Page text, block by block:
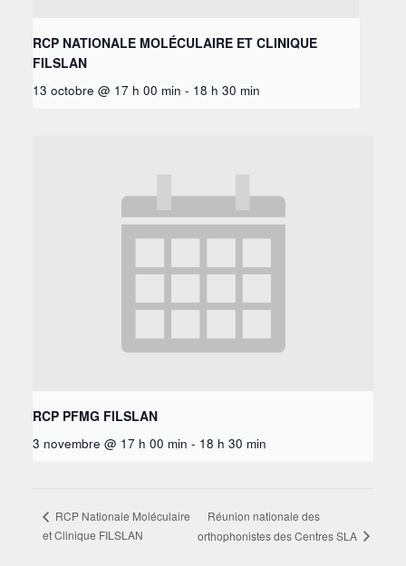
RCP NATIONALE MOLÉCULAIRE ET CLINIQUE
FILSLAN
13 octobre @ 17 h 00 min - 18 h 30 min
RCP PFMG FILSLAN
3 novembre @ 17 h 00 min - 18 h 30 min
RCP Nationale Moléculaire
et Clinique FILSLAN
Réunion nationale des
orthophonistes des Centres SLA